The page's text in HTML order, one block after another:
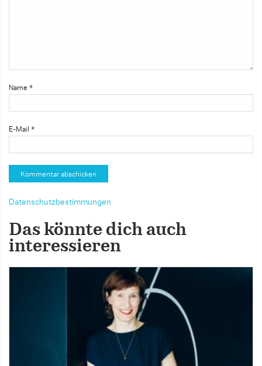
Name *
E-Mail *
Datenschutzbestimmungen
Das könnte dich auch
interessieren